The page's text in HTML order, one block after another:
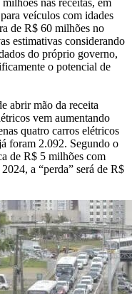
veículos com idades
de R$ 60 milhões no
estimativas considerando
do próprio governo,
o potencial de
abrir mão da receita
vem aumentando
quatro carros elétricos
foram 2.092. Segundo o
de R$ 5 milhões com
a “perda” será de R$